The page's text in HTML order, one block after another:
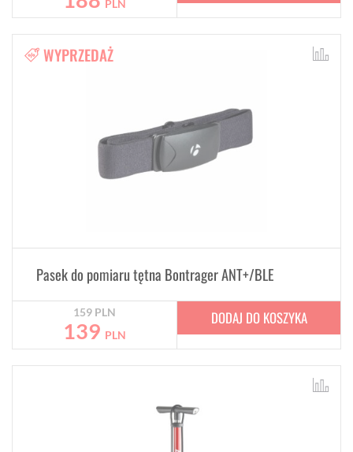
PLN
WYPRZEDAŻ
Pasek do pomiaru tętna Bontrager ANT+/BLE
159 PLN
139 PLN
DODAJ DO KOSZYKA